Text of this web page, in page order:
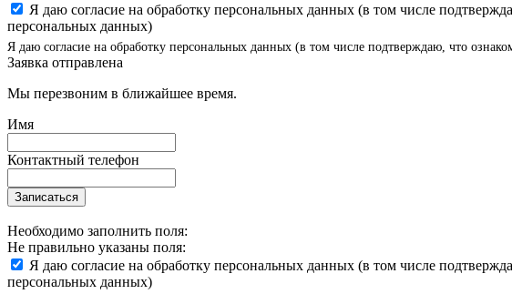
Я даю согласие на обработку персональных данных (в том числе
персональных данных)
Я даю согласие на обработку персональных данных (в том числе подтверждаю, что
Заявка отправлена
Мы перезвоним в ближайшее время.
Имя
Контактный телефон
Записаться
Необходимо заполнить поля:
Не правильно указаны поля:
Я даю согласие на обработку персональных данных (в том числе
персональных данных)